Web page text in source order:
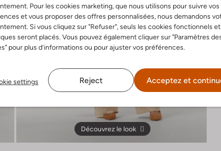
Pour les cookies marketing, que nous utilisons pour suivre vos
et vous proposer des offres personnalisées, nous demandons
Si vous cliquez sur "Refuser", seuls les cookies fonctionnels et
seront placés. Vous pouvez également cliquer sur "Paramètres
pour plus d’informations ou pour ajuster vos préférences.
settings Reject Acceptez et
Découvrez le look